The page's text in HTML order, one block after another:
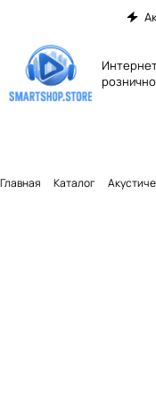
Главная Каталог